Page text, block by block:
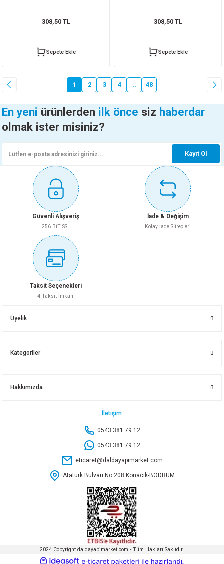
308,50 TL
Sepete Ekle
308,50 TL
Sepete Ekle
1 2 3 4 .. 48
En yeni ürünlerden ilk önce siz haberdar
olmak ister misiniz?
Kayıt Ol
Güvenli Alışveriş
256 BİT SSL
İade & Değişim
Kolay İade Süreçleri
Taksit Seçenekleri
4 Taksit İmkanı
Üyelik
Kategoriler
Hakkımızda
İletişim
0543 381 79 12
0543 381 79 12
eticaret@daldayapimarket.com
Atatürk Bulvarı No:208 Konacık-BODRUM
2024 Copyright daldayapimarket.com - Tüm Hakları Saklıdır.
ideasoft
e-